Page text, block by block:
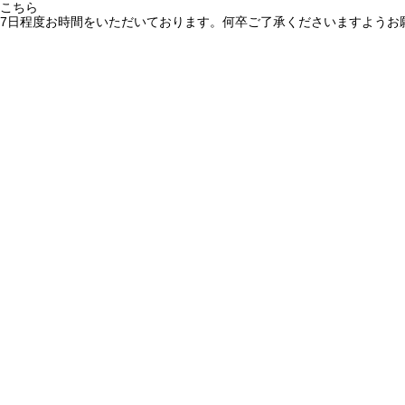
ちら
程度お時間をいただいております。何卒ご了承くださいますようお